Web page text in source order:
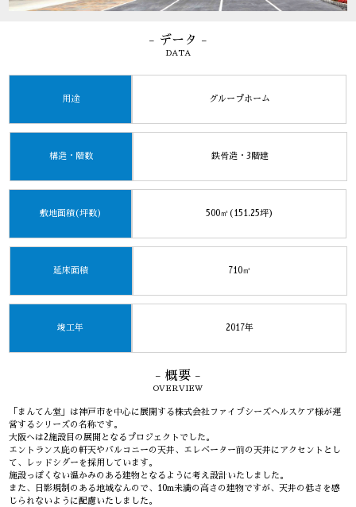
- データ -
DATA
用途 グループホーム
構造・階数 鉄骨造・3階建
敷地面積(坪数) 500㎡(151.25坪)
延床面積 710㎡
竣工年 2017年
- 概要 -
OVERVIEW
「まんてん堂」は神戸市を中心に展開する株式会社ファイブシーズヘルスケア様が運
営するシリーズの名称です。
大阪へは2施設目の展開となるプロジェクトでした。
エントランス庇の軒天やバルコニーの天井、エレベーター前の天井にアクセントとし
て、レッドシダーを採用しています。
施設っぽくない温かみのある建物となるように考え設計いたしました。
また、日影規制のある地域なんので、10m未満の高さの建物ですが、天井の低さを感
じられないように配慮いたしました。